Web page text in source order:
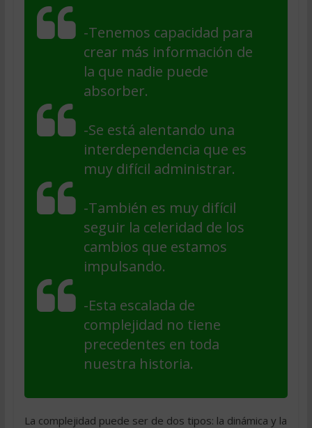
-Tenemos capacidad para
crear más información de
la que nadie puede
absorber.
-Se está alentando una
interdependencia que es
muy difícil administrar.
-También es muy difícil
seguir la celeridad de los
cambios que estamos
impulsando.
-Esta escalada de
complejidad no tiene
precedentes en toda
nuestra historia.
La complejidad puede ser de dos tipos: la dinámica y la